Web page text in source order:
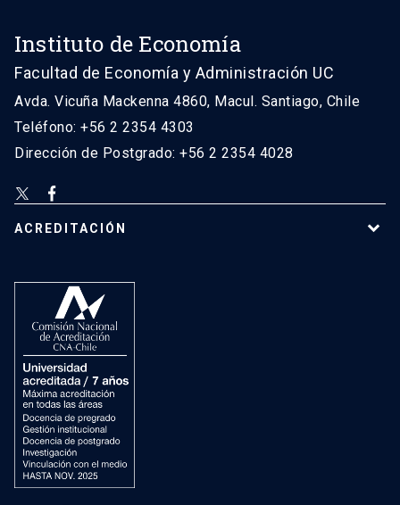
Instituto de Economía
Facultad de Economía y Administración UC
Avda. Vicuña Mackenna 4860, Macul. Santiago, Chile
Teléfono: +56 2 2354 4303
Dirección de Postgrado: +56 2 2354 4028
ACREDITACIÓN